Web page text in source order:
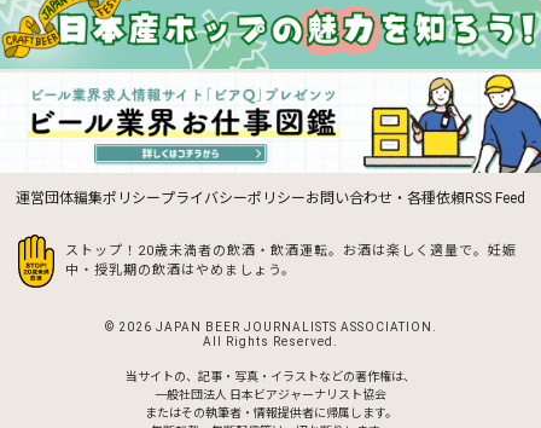
運営団体編集ポリシープライバシーポリシーお問い合わせ・各種依頼RSS Feed
ストップ！20歳未満者の飲酒・飲酒運転。お酒は楽しく適量で。 妊娠
中・授乳期の飲酒はやめましょう。
© 2026 JAPAN BEER JOURNALISTS ASSOCIATION.
All Rights Reserved.
当サイトの、記事・写真・イラストなどの著作権は、
一般社団法人 日本ビアジャーナリスト協会
またはその執筆者・情報提供者に帰属します。